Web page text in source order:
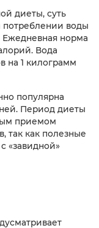
диеты, суть
потреблении воды
Ежедневная норма
Вода
на 1 килограмм
популярна
Период диеты
приемом
так как полезные
«завидной»